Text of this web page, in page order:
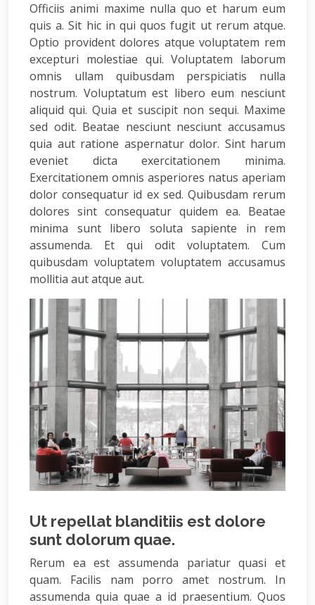
Officiis animi maxime nulla quo et harum eum
quis a. Sit hic in qui quos fugit ut rerum atque.
Optio provident dolores atque voluptatem rem
excepturi molestiae qui. Voluptatem laborum
omnis ullam quibusdam perspiciatis nulla
nostrum. Voluptatum est libero eum nesciunt
aliquid qui. Quia et suscipit non sequi. Maxime
sed odit. Beatae nesciunt nesciunt accusamus
quia aut ratione aspernatur dolor. Sint harum
eveniet dicta exercitationem minima.
Exercitationem omnis asperiores natus aperiam
dolor consequatur id ex sed. Quibusdam rerum
dolores sint consequatur quidem ea. Beatae
minima sunt libero soluta sapiente in rem
assumenda. Et qui odit voluptatem. Cum
quibusdam voluptatem voluptatem accusamus
mollitia aut atque aut.
Ut repellat blanditiis est dolore
sunt dolorum quae.
Rerum ea est assumenda pariatur quasi et
quam. Facilis nam porro amet nostrum. In
assumenda quia quae a id praesentium. Quos